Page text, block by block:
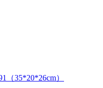
（35*20*26cm）